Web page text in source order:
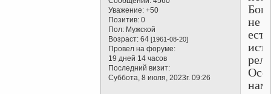
Уважение: +50
Позитив: 0
Пол: Мужской
Возраст: 64[1961-08-20]
Провел на форуме:
19 дней 14 часов
Последний визит:
Суббота, 8 июля, 2023г. 09:26
Богу
не
есть